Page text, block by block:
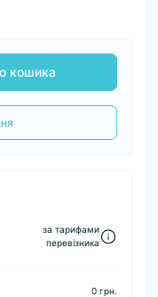
кошика
за тарифами
перевізника
0 грн.